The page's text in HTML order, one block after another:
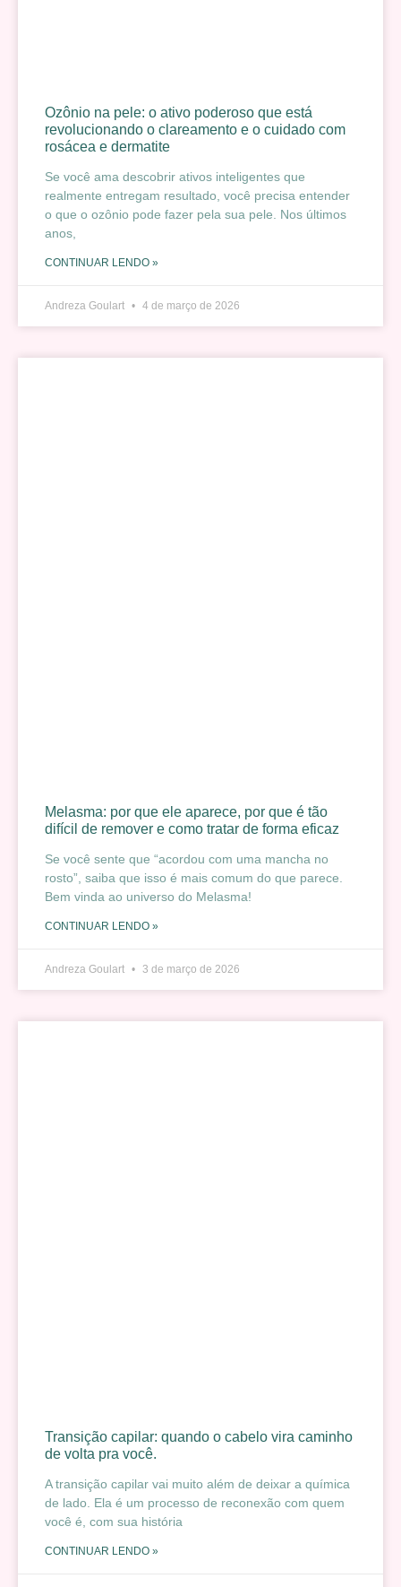
Ozônio na pele: o ativo poderoso que está
revolucionando o clareamento e o cuidado com
rosácea e dermatite
Se você ama descobrir ativos inteligentes que
realmente entregam resultado, você precisa entender
o que o ozônio pode fazer pela sua pele. Nos últimos
anos,
CONTINUAR LENDO »
Andreza Goulart 4 de março de 2026
Melasma: por que ele aparece, por que é tão
difícil de remover e como tratar de forma eficaz
Se você sente que “acordou com uma mancha no
rosto”, saiba que isso é mais comum do que parece.
Bem vinda ao universo do Melasma!
CONTINUAR LENDO »
Andreza Goulart 3 de março de 2026
Transição capilar: quando o cabelo vira caminho
de volta pra você.
A transição capilar vai muito além de deixar a química
de lado. Ela é um processo de reconexão com quem
você é, com sua história
CONTINUAR LENDO »